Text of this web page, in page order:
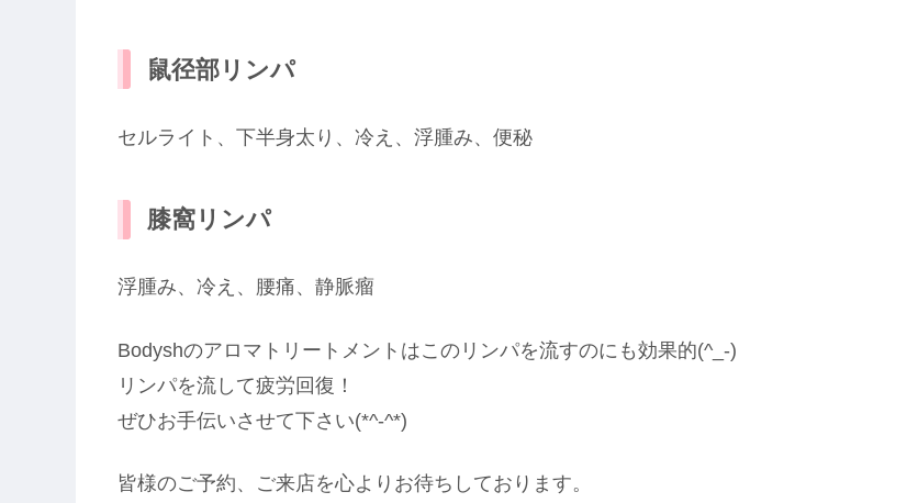
鼠径部リンパ
セルライト、下半身太り、冷え、浮腫み、便秘
膝窩リンパ
浮腫み、冷え、腰痛、静脈瘤
Bodyshのアロマトリートメントはこのリンパを流すのにも効果的(^_-)
リンパを流して疲労回復！
ぜひお手伝いさせて下さい(*^-^*)
皆様のご予約、ご来店を心よりお待ちしております。